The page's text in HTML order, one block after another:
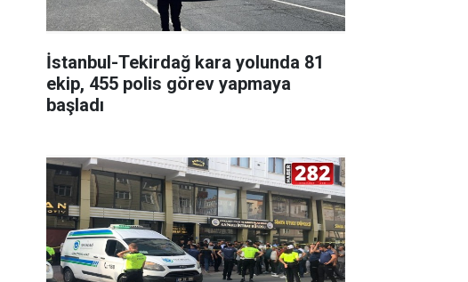
İstanbul-Tekirdağ kara yolunda 81
ekip, 455 polis görev yapmaya
başladı